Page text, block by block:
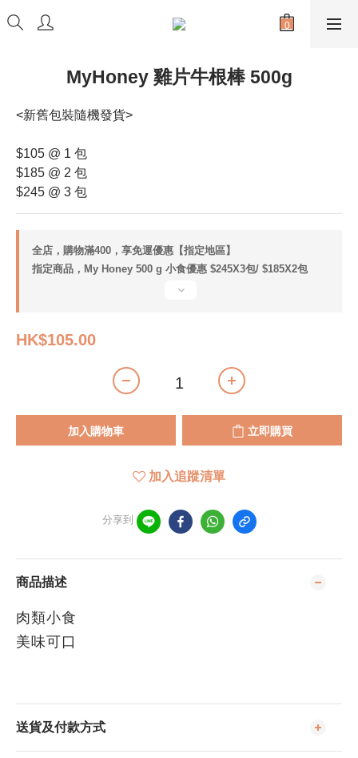
MyHoney 雞片牛根棒 500g
<新舊包裝隨機發貨>
$105 @ 1 包
$185 @ 2 包
$245 @ 3 包
全店，購物滿400，享免運優惠【指定地區】
指定商品，My Honey 500 g 小食優惠 $245X3包/ $185X2包
HK$105.00
加入購物車 立即購買
加入追蹤清單
分享到
商品描述
肉類小食
美味可口
送貨及付款方式